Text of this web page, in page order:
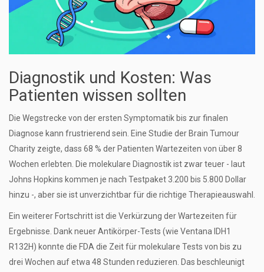
Diagnostik und Kosten: Was
Patienten wissen sollten
Die Wegstrecke von der ersten Symptomatik bis zur finalen
Diagnose kann frustrierend sein. Eine Studie der Brain Tumour
Charity zeigte, dass 68 % der Patienten Wartezeiten von über 8
Wochen erlebten. Die molekulare Diagnostik ist zwar teuer - laut
Johns Hopkins kommen je nach Testpaket 3.200 bis 5.800 Dollar
hinzu -, aber sie ist unverzichtbar für die richtige Therapieauswahl.
Ein weiterer Fortschritt ist die Verkürzung der Wartezeiten für
Ergebnisse. Dank neuer Antikörper-Tests (wie Ventana IDH1
R132H) konnte die FDA die Zeit für molekulare Tests von bis zu
drei Wochen auf etwa 48 Stunden reduzieren. Das beschleunigt